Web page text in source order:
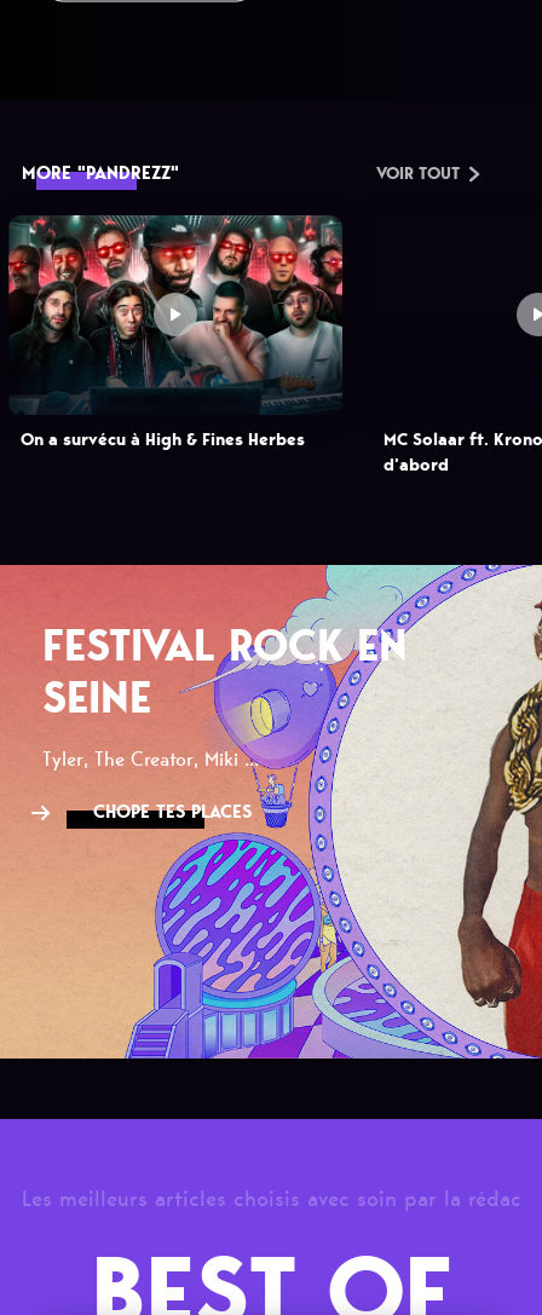
MORE "PANDREZZ" VOIR TOUT
On a survécu à High & Fines Herbes
MC Solaar ft.
d’abord
FESTIVAL ROCK EN
SEINE
Tyler, The Creator, Miki ...
CHOPE TES PLACES
Les meilleurs articles choisis avec soin par la rédac